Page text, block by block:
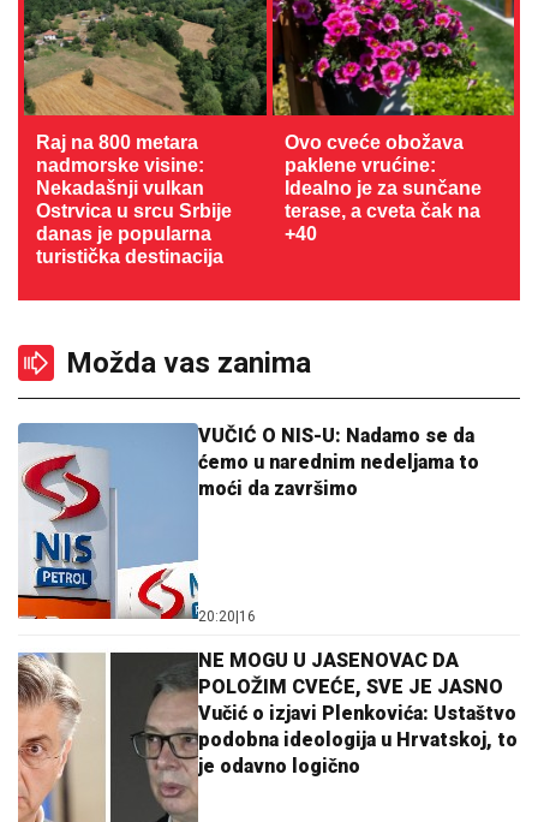
Raj na 800 metara
nadmorske visine:
Nekadašnji vulkan
Ostrvica u srcu Srbije
danas je popularna
turistička destinacija
Ovo cveće obožava
paklene vrućine:
Idealno je za sunčane
terase, a cveta čak na
+40
Možda vas zanima
VUČIĆ O NIS-U: Nadamo se da
ćemo u narednim nedeljama to
moći da završimo
20:20 16
NE MOGU U JASENOVAC DA
POLOŽIM CVEĆE, SVE JE JASNO
Vučić o izjavi Plenkovića: Ustaštvo
podobna ideologija u Hrvatskoj, to
je odavno logično